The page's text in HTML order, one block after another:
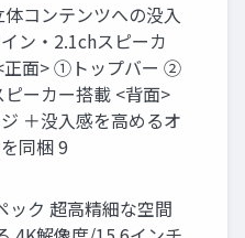
コンテンツへの没入
ン・2.1chスピーカ
正面> ①トップバー ②
ーカー搭載 <背面>
＋没入感を高めるオ
同梱 9
ック 超高精細な空間